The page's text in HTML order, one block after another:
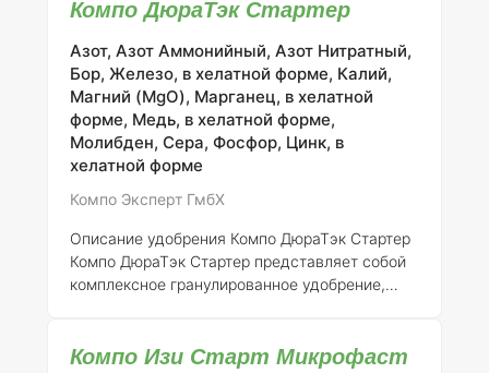
марганца (Mn), 3,1 % меди (Cu) и 1,6 % цинка
эффективного лечебного и профилактического
обеспечения микроэлементами как садовых,
так и сельскохозяйственных культур. Продукт
предназначен исключительно для
внекорневого применения, что позволяет
питательным компонентам быстро проникать в
листья растений, обеспечивая их
необходимыми микроэлементами. Вн
Компо ДюраТэк Стартер
Азот, Азот Аммонийный, Азот Нитратный,
Бор, Железо, в хелатной форме, Калий,
Магний (MgO), Марганец, в хелатной
форме, Медь, в хелатной форме,
Молибден, Сера, Фосфор, Цинк, в
хелатной форме
Компо Эксперт ГмбХ
Описание удобрения Компо ДюраТэк Стартер
Компо ДюраТэк Стартер представляет собой
комплексное гранулированное удобрение,
полимерной оболочкой и содержат
Компо Изи Старт Микрофаст